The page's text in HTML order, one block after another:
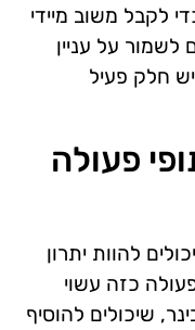
לקבל משוב מיידי
לשמור על עניין
חלק פעיל
פעולה
להוות יתרון
כזה עשוי
שיכולים להוסיף